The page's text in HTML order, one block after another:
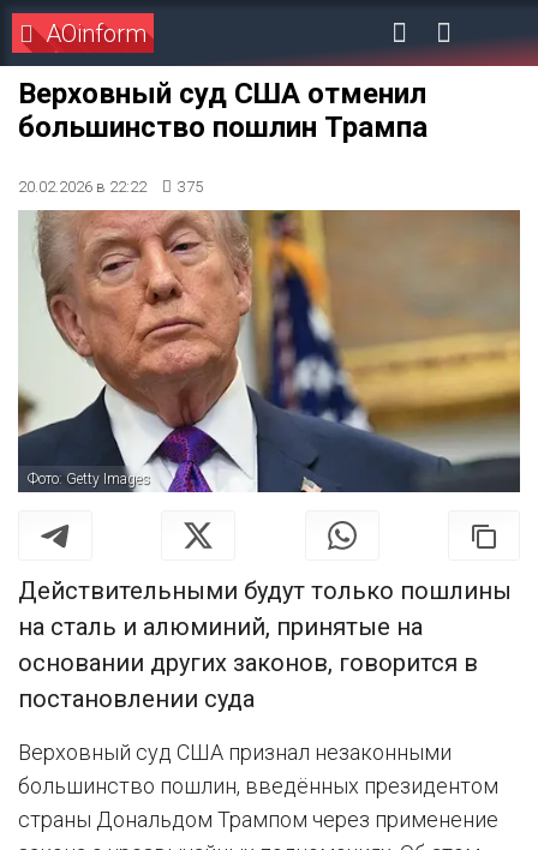
AOinform
Верховный суд США отменил
большинство пошлин Трампа
20.02.2026 в 22:22 375
Фото: Getty Images
Действительными будут только пошлины
на сталь и алюминий, принятые на
основании других законов, говорится в
постановлении суда
Верховный суд США признал незаконными
большинство пошлин, введённых президентом
страны Дональдом Трампом через применение